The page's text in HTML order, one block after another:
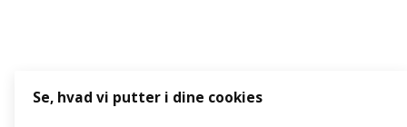
Se, hvad vi putter i dine cookies